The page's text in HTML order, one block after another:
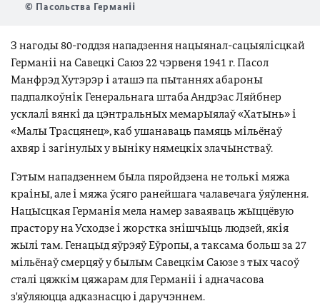
© Пасольства Германіі
З нагоды 80-годдзя нападзення нацыянал-сацыялісцкай
Германіі на Савецкі Саюз 22 чэрвеня 1941 г. Пасол
Манфрэд Хутэрэр і аташэ па пытаннях абароны
падпалкоўнік Генеральнага штаба Андрэас Ляйбнер
усклалі вянкі да цэнтральных мемарыялаў «Хатынь» і
«Малы Трасцянец», каб ушанаваць памяць мільёнаў
ахвяр і загінулых у выніку нямецкіх злачынстваў.
Гэтым нападзеннем была пяройдзена не толькі мяжа
краіны, але і мяжа ўсяго ранейшага чалавечага ўяўлення.
Нацысцкая Германія мела намер заваяваць жыццёвую
прастору на Усходзе і жорстка знішчыць людзей, якія
жылі там. Генацыд яўрэяў Еўропы, а таксама больш за 27
мільёнаў смерцяў у былым Савецкім Саюзе з тых часоў
сталі цяжкім цяжарам для Германіі і адначасова
з'яўляюцца адказнасцю і даручэннем.